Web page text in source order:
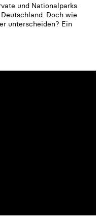
und Nationalparks
Doch wie
unterscheiden? Ein